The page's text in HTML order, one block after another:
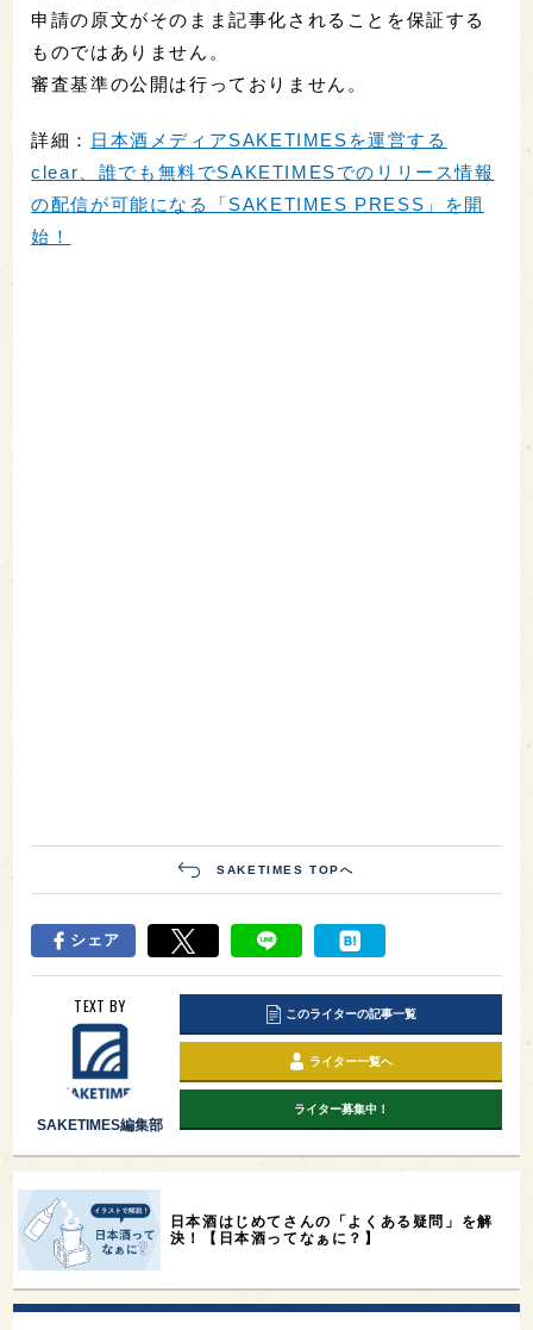
申請の原文がそのまま記事化されることを保証する
ものではありません。
審査基準の公開は行っておりません。
詳細：
日本酒メディアSAKETIMESを運営する
clear、誰でも無料でSAKETIMESでのリリース情報
の配信が可能になる「SAKETIMES PRESS」を開
始！
SAKETIMES TOPへ
シェア
TEXT BY
SAKETIMES編集部
このライターの記事一覧
ライター一覧へ
ライター募集中！
日本酒はじめてさんの「よくある疑問」を解
決！【日本酒ってなぁに？】